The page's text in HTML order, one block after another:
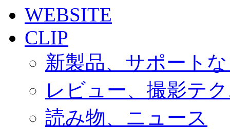
WEBSITE
CLIP
新製品、サポート
レビュー、撮影テ
読み物、ニュース